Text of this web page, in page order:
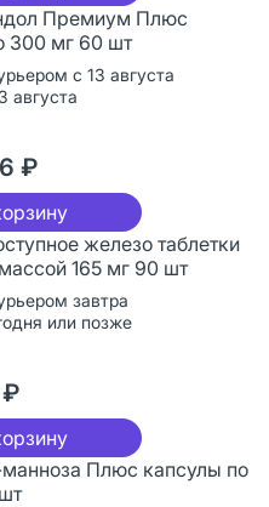
Премиум Плюс
300 мг 60 шт
с 13 августа
августа
₽
железо таблетки
165 мг 90 шт
завтра
или позже
Плюс капсулы по